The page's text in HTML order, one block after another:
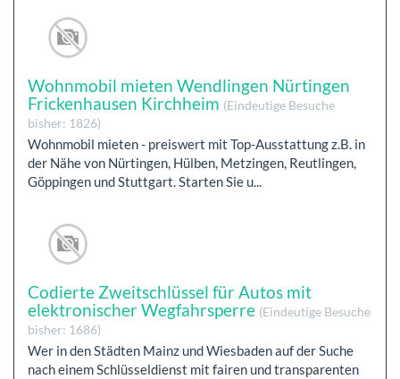
Wohnmobil mieten Wendlingen Nürtingen
Frickenhausen Kirchheim (Eindeutige Besuche
bisher: 1826)
Wohnmobil mieten - preiswert mit Top-Ausstattung z.B. in
der Nähe von Nürtingen, Hülben, Metzingen, Reutlingen,
Göppingen und Stuttgart. Starten Sie u...
Codierte Zweitschlüssel für Autos mit
elektronischer Wegfahrsperre (Eindeutige Besuche
bisher: 1686)
Wer in den Städten Mainz und Wiesbaden auf der Suche
nach einem Schlüsseldienst mit fairen und transparenten